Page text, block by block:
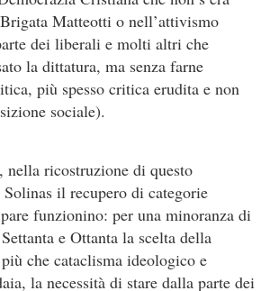
Matteotti o nell’attivismo
dei liberali e molti altri che
la dittatura, ma senza farne
più spesso critica erudita e non
sociale).
nella ricostruzione di questo
il recupero di categorie
funzionino: per una minoranza di
e Ottanta la scelta della
che cataclisma ideologico e
la necessità di stare dalla parte dei